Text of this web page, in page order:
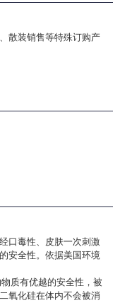
散装销售等特殊订购产
口毒性、皮肤一次刺激
安全性。依据美国环境
质有优越的安全性，被
氧化硅在体内不会被消